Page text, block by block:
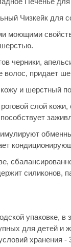
Чизкейк для
моющими
черники,
придает
и шерстный
слой
силиконов,
упаковке,
для детей и
хранения